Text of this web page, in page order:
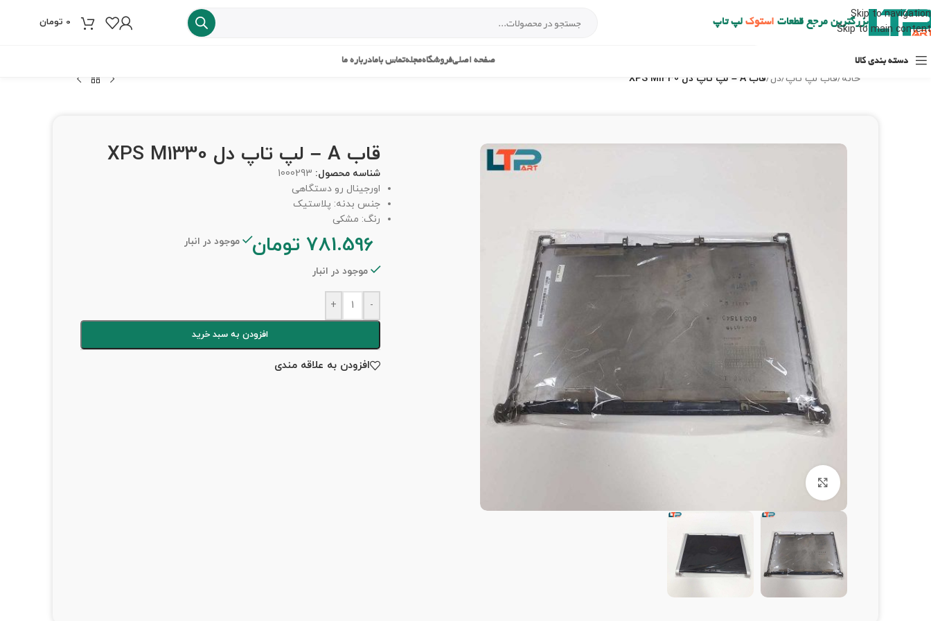
Skip to navigation
Skip to main content
بزرگترین مرجع قطعات استوک لپ تاپ 0 تومان
دسته بندی کالا صفحه اصلیفروشگاهمجلهتماس بامادرباره ما
خانه /قاب لپ تاپ/دل /قاب A – لپ تاپ دل XPS M1330
قاب A – لپ تاپ دل XPS M1330
شناسه محصول: 1000293
اورجینال رو دستگاهی
جنس بدنه: پلاستیک
رنگ: مشکی
781.596 تومان موجود در انبار
موجود در انبار
-
+
افزودن به سبد خرید
افزودن به علاقه مندی